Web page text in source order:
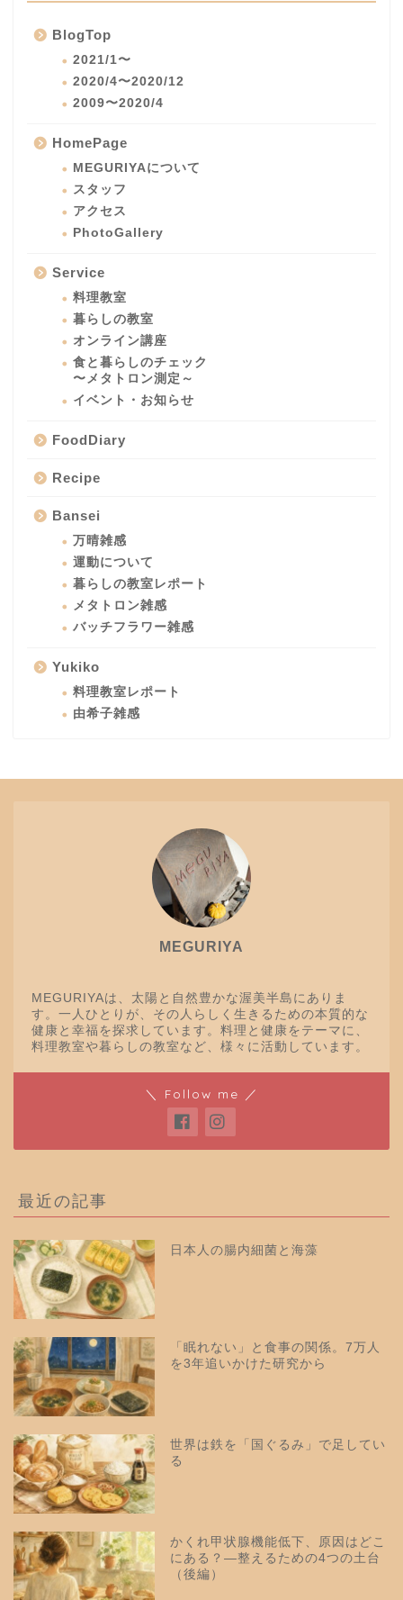
BlogTop
2021/1〜
2020/4〜2020/12
2009〜2020/4
HomePage
MEGURIYAについて
スタッフ
アクセス
PhotoGallery
Service
料理教室
暮らしの教室
オンライン講座
食と暮らしのチェック
〜メタトロン測定～
イベント・お知らせ
FoodDiary
Recipe
Bansei
万晴雑感
運動について
暮らしの教室レポート
メタトロン雑感
バッチフラワー雑感
Yukiko
料理教室レポート
由希子雑感
MEGURIYA
MEGURIYAは、太陽と自然豊かな渥美半島にありま
す。一人ひとりが、その人らしく生きるための本質的な
健康と幸福を探求しています。料理と健康をテーマに、
料理教室や暮らしの教室など、様々に活動しています。
＼ Follow me ／
最近の記事
日本人の腸内細菌と海藻
「眠れない」と食事の関係。7万人
を3年追いかけた研究から
世界は鉄を「国ぐるみ」で足してい
る
かくれ甲状腺機能低下、原因はどこ
にある？—整えるための4つの土台
（後編）